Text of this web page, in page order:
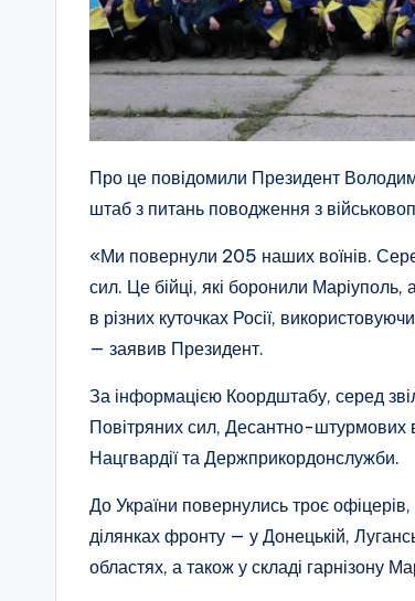
Про це повідомили Президент
штаб з питань поводження з
«Ми повернули 205 наших воїнів.
сил. Це бійці, які боронили Маріуполь,
в різних куточках Росії,
— заявив Президент.
За інформацією Коордштабу, серед
Повітряних сил, Десантно-штурмових
Нацгвардії та Держприкордонслужби.
До України повернулись троє
ділянках фронту — у Донецькій,
областях, а також у складі гарнізону